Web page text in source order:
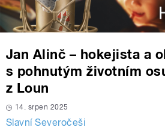
Jan Alinč – hokejista a
s pohnutým životním
z Loun
14. srpen 2025
Slavní Severočeši